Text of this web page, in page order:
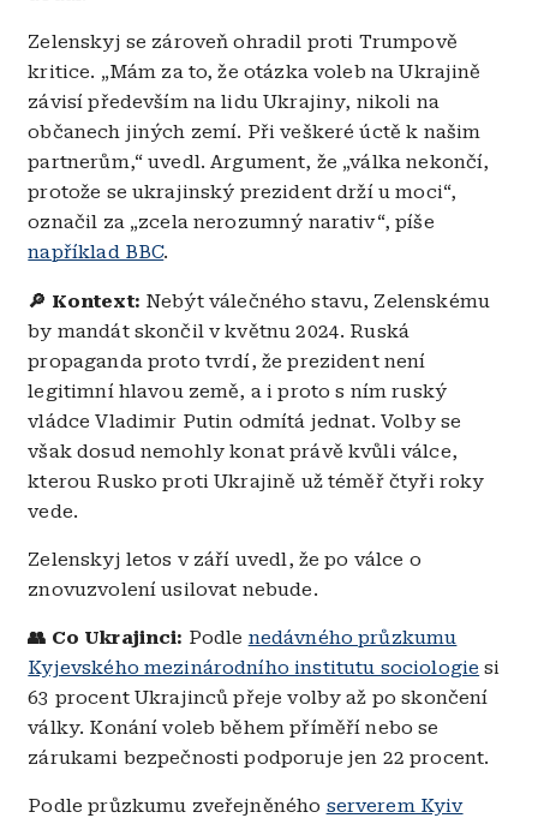
Zelenskyj se zároveň ohradil proti Trumpově
kritice. „Mám za to, že otázka voleb na Ukrajině
závisí především na lidu Ukrajiny, nikoli na
občanech jiných zemí. Při veškeré úctě k našim
partnerům,“ uvedl. Argument, že „válka nekončí,
protože se ukrajinský prezident drží u moci“,
označil za „zcela nerozumný narativ“, píše
například BBC.
🔎 Kontext: Nebýt válečného stavu, Zelenskému
by mandát skončil v květnu 2024. Ruská
propaganda proto tvrdí, že prezident není
legitimní hlavou země, a i proto s ním ruský
vládce Vladimir Putin odmítá jednat. Volby se
však dosud nemohly konat právě kvůli válce,
kterou Rusko proti Ukrajině už téměř čtyři roky
vede.
Zelenskyj letos v září uvedl, že po válce o
znovuzvolení usilovat nebude.
👥 Co Ukrajinci: Podle nedávného průzkumu
Kyjevského mezinárodního institutu sociologie si
63 procent Ukrajinců přeje volby až po skončení
války. Konání voleb během příměří nebo se
zárukami bezpečnosti podporuje jen 22 procent.
Podle průzkumu zveřejněného serverem Kyiv